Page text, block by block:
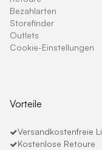
Bezahlarten
Storefinder
Outlets
Cookie-Einstellungen
Vorteile
Versandkostenfreie
Kostenlose Retoure